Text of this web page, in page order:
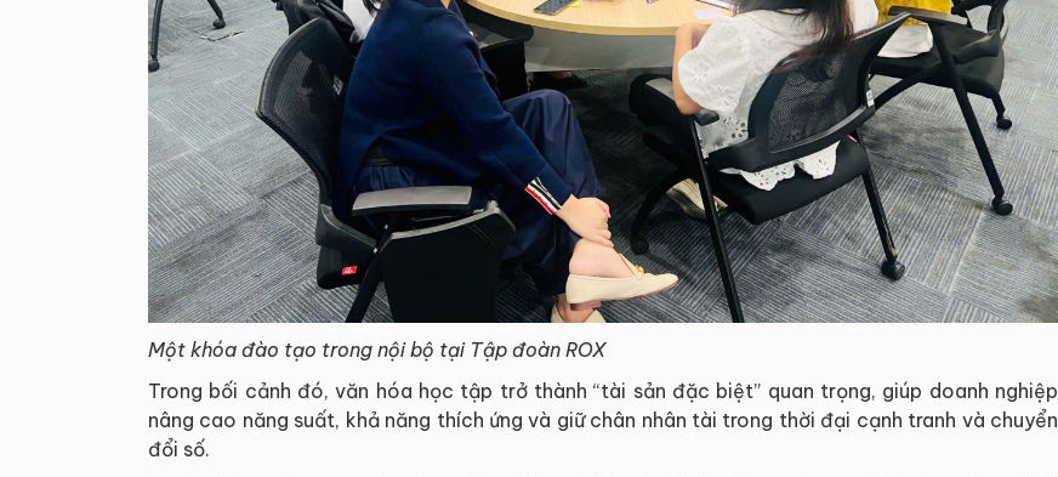
Một khóa đào tạo trong nội bộ tại Tập đoàn ROX
Trong bối cảnh đó, văn hóa học tập trở thành “tài sản đặc biệt” quan trọng, giúp doanh nghiệp
nâng cao năng suất, khả năng thích ứng và giữ chân nhân tài trong thời đại cạnh tranh và chuyển
đổi số.